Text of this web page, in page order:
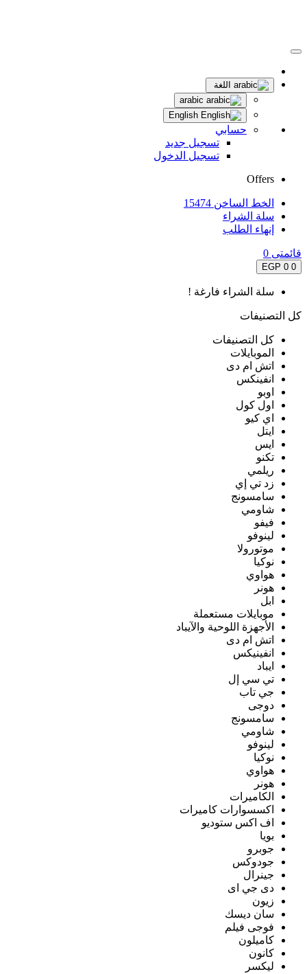
اللغة
حسابي
تسجيل جديد
تسجيل الدخول
Offers
الخط الساخن 15474
سلة الشراء
إنهاء الطلب
قائمتى 0
0
0 EGP
سلة الشراء فارغة !
كل التصنيفات
كل التصنيفات
الموبايلات
اتش ام دى
انفينكس
اوبو
اول كول
اي كيو
ايتل
ايس
تكنو
ريلمي
زد تي إي
سامسونج
شاومي
فيفو
لينوفو
موتورولا
نوكيا
هواوي
هونر
ابل
موبايلات مستعملة
الأجهزة اللوحية والآيباد
اتش ام دى
انفينيكس
ايباد
تي سي إل
جي تاب
دوجى
سامسونج
شاومي
لينوفو
نوكيا
هواوي
هونر
الكاميرات
اكسسوارات كاميرات
اف اكس ستوديو
بويا
جوبرو
جودوكس
جينرال
دى جي اى
زيون
سان ديسك
فوجى فيلم
كاميلون
كانون
ليكسر